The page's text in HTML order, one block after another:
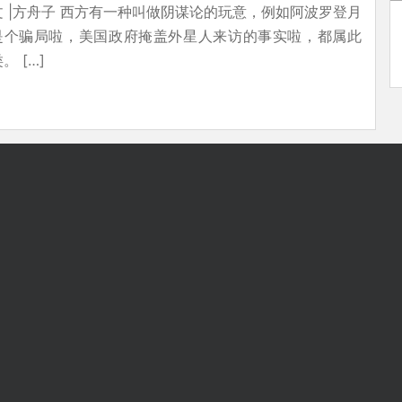
|方舟子 西方有一种叫做阴谋论的玩意，例如阿波罗登月
个骗局啦，美国政府掩盖外星人来访的事实啦，都属此
。 […]